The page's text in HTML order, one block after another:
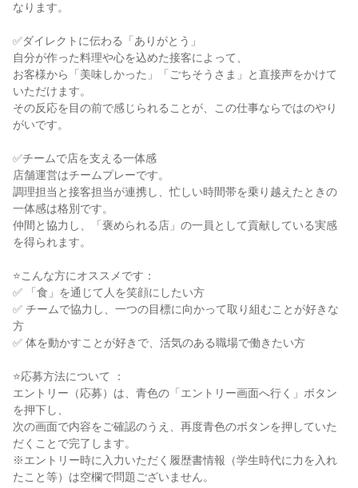
なります。
✅ダイレクトに伝わる「ありがとう」
自分が作った料理や心を込めた接客によって、
お客様から「美味しかった」「ごちそうさま」と直接声をかけて
いただけます。
その反応を目の前で感じられることが、この仕事ならではのやり
がいです。
✅チームで店を支える一体感
店舗運営はチームプレーです。
調理担当と接客担当が連携し、忙しい時間帯を乗り越えたときの
一体感は格別です。
仲間と協力し、「褒められる店」の一員として貢献している実感
を得られます。
⭐こんな方にオススメです：
✅ 「食」を通じて人を笑顔にしたい方
✅ チームで協力し、一つの目標に向かって取り組むことが好きな
方
✅ 体を動かすことが好きで、活気のある職場で働きたい方
⭐応募方法について ：
エントリー（応募）は、青色の「エントリー画面へ行く」ボタン
を押下し、
次の画面で内容をご確認のうえ、再度青色のボタンを押していた
だくことで完了します。
※エントリー時に入力いただく履歴書情報（学生時代に力を入れ
たこと等）は空欄で問題ございません。